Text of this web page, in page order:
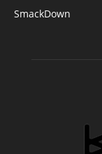
SmackDown